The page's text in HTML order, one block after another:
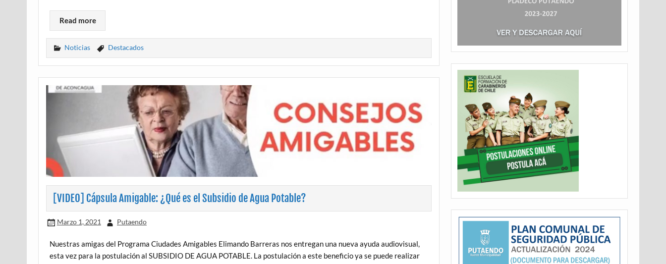
Read more
Noticias Destacados
[VIDEO] Cápsula Amigable: ¿Qué es el Subsidio de Agua Potable?
Marzo 1, 2021 Putaendo
Nuestras amigas del Programa Ciudades Amigables Elimando Barreras nos entregan una nueva ayuda audiovisual,
esta vez para la postulación al SUBSIDIO DE AGUA POTABLE. La postulación a este beneficio ya se puede realizar